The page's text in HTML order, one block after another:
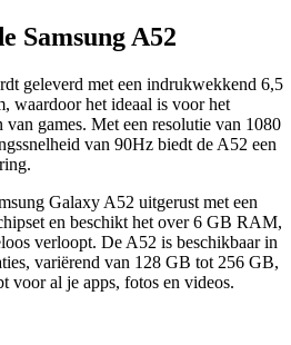
Samsung A52
geleverd met een indrukwekkend 6,5
waardoor het ideaal is voor het
games. Met een resolutie van 1080
van 90Hz biedt de A52 een
Galaxy A52 uitgerust met een
en beschikt het over 6 GB RAM,
verloopt. De A52 is beschikbaar in
variërend van 128 GB tot 256 GB,
voor al je apps, fotos en videos.